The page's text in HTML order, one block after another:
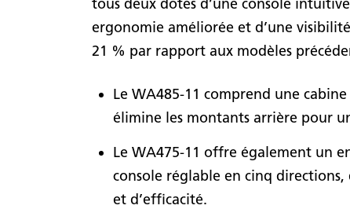
tous deux dotés d’une console
ergonomie améliorée et d’une
21 % par rapport aux modèles
Le WA485-11 comprend une
élimine les montants arrière pour
Le WA475-11 offre également un
console réglable en cinq
et d’efficacité.